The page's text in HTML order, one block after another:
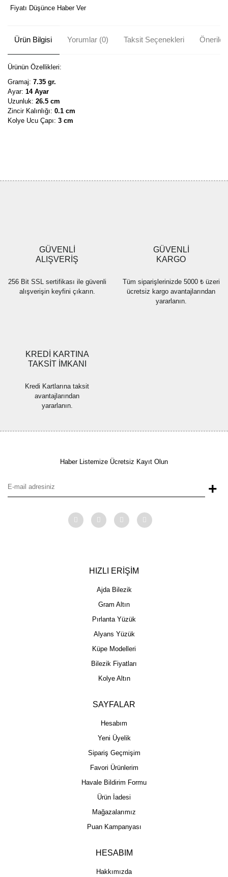
Fiyatı Düşünce Haber Ver
Ürün Bilgisi Yorumlar (0) Taksit Seçenekleri
Ürünün Özellikleri:
Gramaj: 7.35 gr.
Ayar: 14 Ayar
Uzunluk: 26.5 cm
Zincir Kalınlığı: 0.1 cm
Kolye Ucu Çapı: 3 cm
Ürün fiyatı diğer sitelerden daha pahalı.
Bu ürüne benzer farklı alternatifler olmalı.
GÜVENLİ
ALIŞVERİŞ
256 Bit SSL sertifikası ile güvenli
alışverişin keyfini çıkarın.
GÜVENLİ
KARGO
Tüm siparişlerinizde 5000 ₺ üzeri
ücretsiz kargo avantajlarından
yararlanın.
KREDİ KARTINA
TAKSİT İMKANI
Kredi Kartlarına taksit
avantajlarından
yararlanın.
Haber Listemize Ücretsiz Kayıt Olun
+
HIZLI ERİŞİM
Ajda Bilezik
Gram Altın
Pırlanta Yüzük
Alyans Yüzük
Küpe Modelleri
Bilezik Fiyatları
Kolye Altın
SAYFALAR
Hesabım
Yeni Üyelik
Sipariş Geçmişim
Favori Ürünlerim
Havale Bildirim Formu
Ürün İadesi
Mağazalarımız
Puan Kampanyası
HESABIM
Hakkımızda